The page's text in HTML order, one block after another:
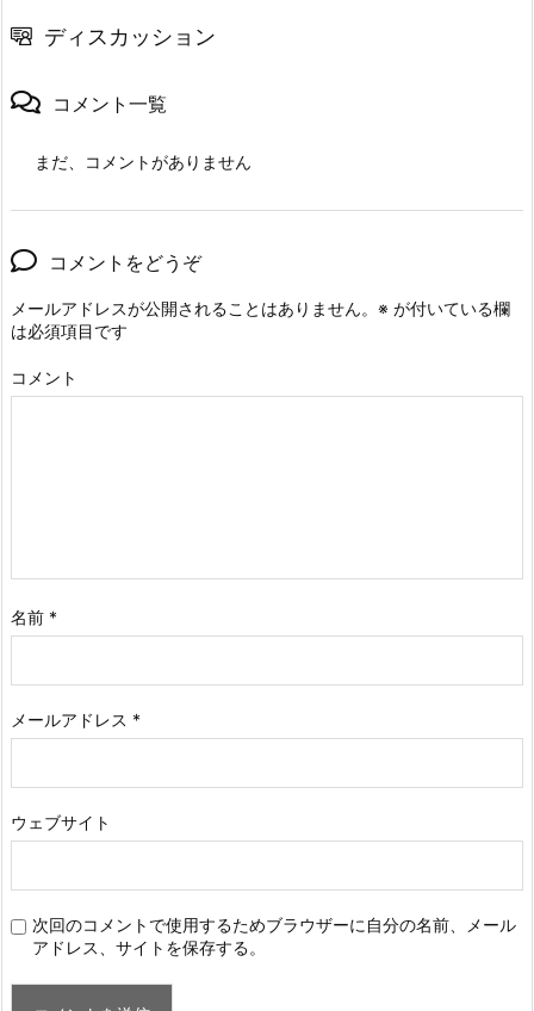
ディスカッション
コメント一覧
まだ、コメントがありません
コメントをどうぞ
メールアドレスが公開されることはありません。 ※ が付いている欄
は必須項目です
コメント
名前 *
メールアドレス *
ウェブサイト
次回のコメントで使用するためブラウザーに自分の名前、メール
アドレス、サイトを保存する。